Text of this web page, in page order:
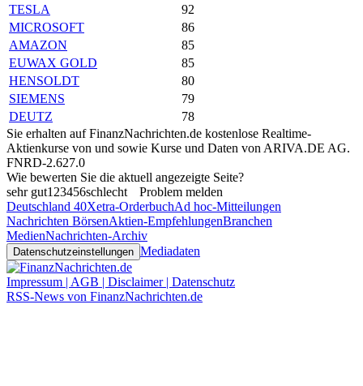
TESLA
92
MICROSOFT
86
AMAZON
85
EUWAX GOLD
85
HENSOLDT
80
SIEMENS
79
DEUTZ
78
Sie erhalten auf FinanzNachrichten.de kostenlose Realtime-
Aktienkurse von und sowie Kurse und Daten von ARIVA.DE AG.
FNRD-2.627.0
Wie bewerten Sie die aktuell angezeigte Seite?
sehr gut1 23456schlecht
Problem melden
Deutschland 40Xetra-OrderbuchAd hoc-Mitteilungen
Nachrichten BörsenAktien-EmpfehlungenBranchen
MedienNachrichten-Archiv
Datenschutzeinstellungen Mediadaten
Impressum | AGB | Disclaimer | Datenschutz
RSS-News von FinanzNachrichten.de